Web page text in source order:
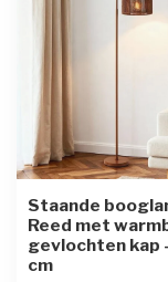
Staande
Reed met
gevlochten kap
cm